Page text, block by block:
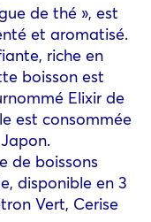
de thé », est
et aromatisé.
riche en
boisson est
Elixir de
est consommée
de boissons
disponible en 3
Vert, Cerise